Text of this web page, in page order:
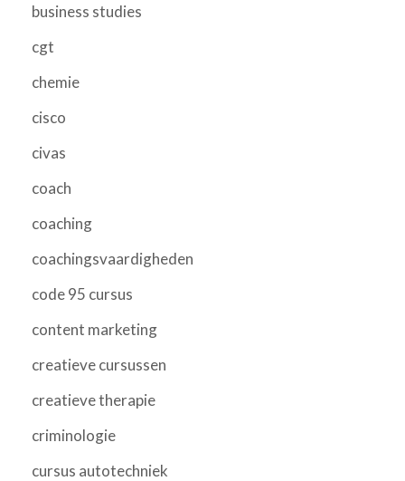
business studies
cgt
chemie
cisco
civas
coach
coaching
coachingsvaardigheden
code 95 cursus
content marketing
creatieve cursussen
creatieve therapie
criminologie
cursus autotechniek